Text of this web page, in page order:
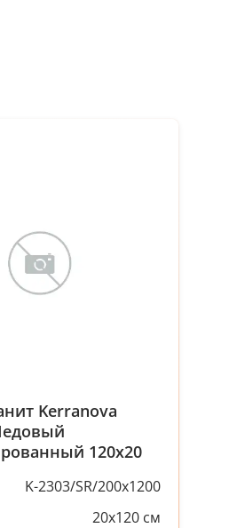
Kerranova
120x20
K-2303/SR/200x1200
20x120 см